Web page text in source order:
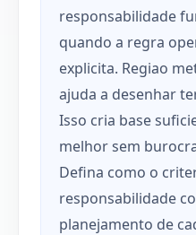
responsabilidade
quando a regra
explicita. Regiao
ajuda a desenhar
Isso cria base
melhor sem
Defina como o
responsabilidade
planejamento de